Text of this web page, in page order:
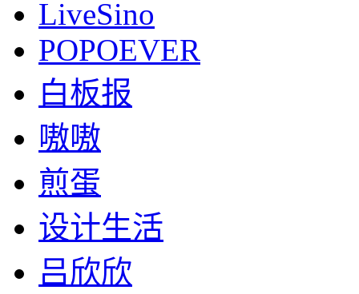
LiveSino
POPOEVER
白板报
嗷嗷
煎蛋
设计生活
吕欣欣